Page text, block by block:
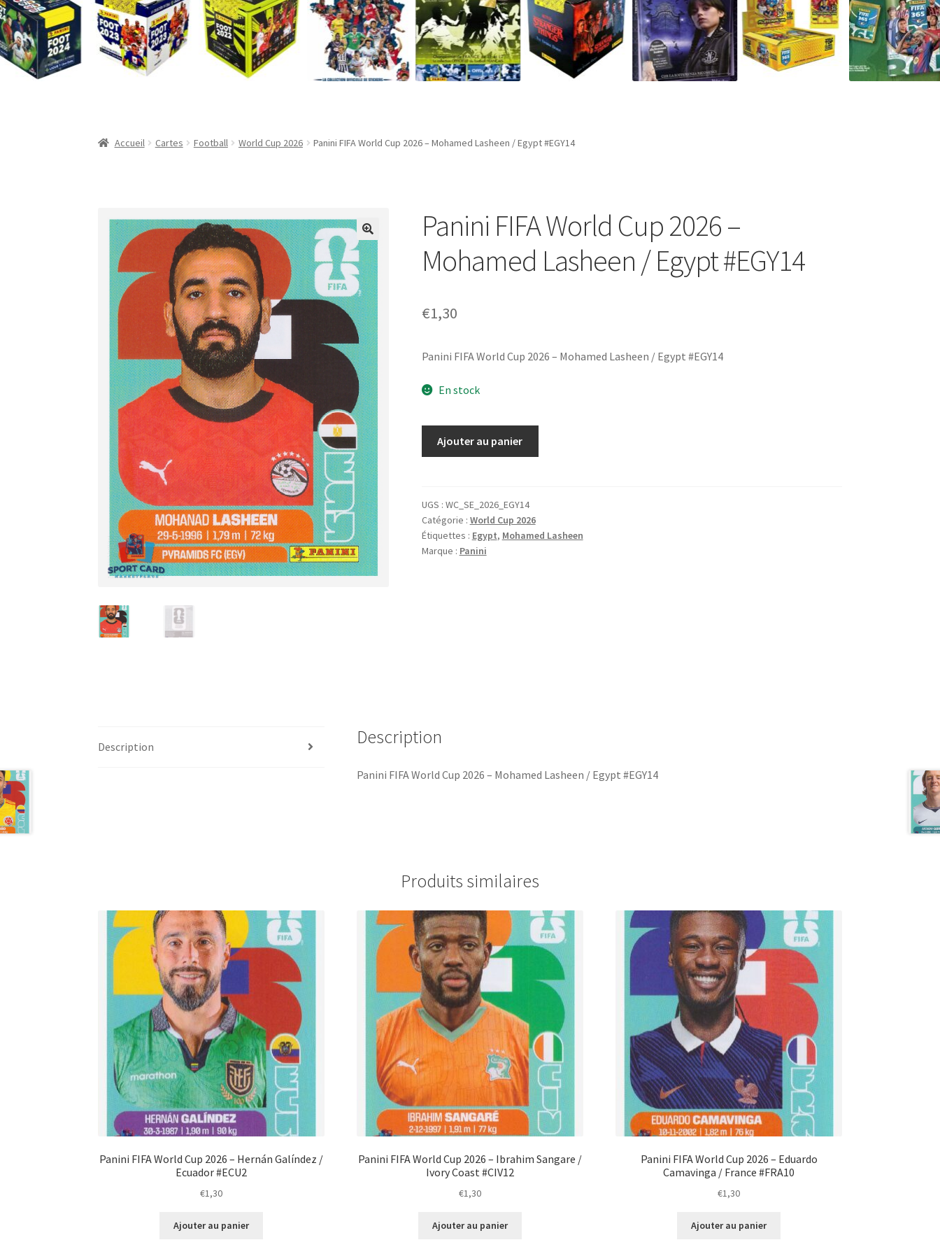
Accueil Cartes Football World Cup 2026 Panini FIFA World Cup 2026 – Mohamed Lasheen / Egypt #EGY14
Panini FIFA World Cup 2026 –
Mohamed Lasheen / Egypt #EGY14
€1,30
Panini FIFA World Cup 2026 – Mohamed Lasheen / Egypt #EGY14
En stock
World
Cup
2026
-
Ajouter au panier
UGS : WC_SE_2026_EGY14
Catégorie : World Cup 2026
Étiquettes : Egypt, Mohamed Lasheen
Marque : Panini
Description Description
Panini FIFA World Cup 2026 – Mohamed Lasheen / Egypt #EGY14
Produits similaires
Panini FIFA World Cup 2026 – Hernán Galíndez /
Ecuador #ECU2
€1,30
Ajouter au panier
Panini FIFA World Cup 2026 – Ibrahim Sangare /
Ivory Coast #CIV12
€1,30
Ajouter au panier
Panini FIFA World Cup 2026 – Eduardo
Camavinga / France #FRA10
€1,30
Ajouter au panier